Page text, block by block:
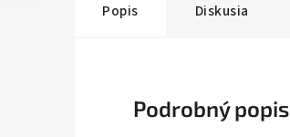
Popis Diskusia
Podrobný popis